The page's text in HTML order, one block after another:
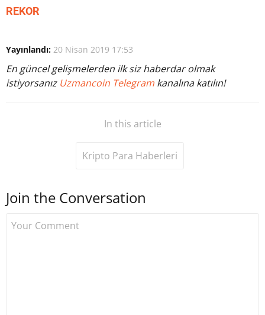
REKOR
Yayınlandı: 20 Nisan 2019 17:53
En güncel gelişmelerden ilk siz haberdar olmak
istiyorsanız Uzmancoin Telegram kanalına katılın!
In this article
Kripto Para Haberleri
Join the Conversation